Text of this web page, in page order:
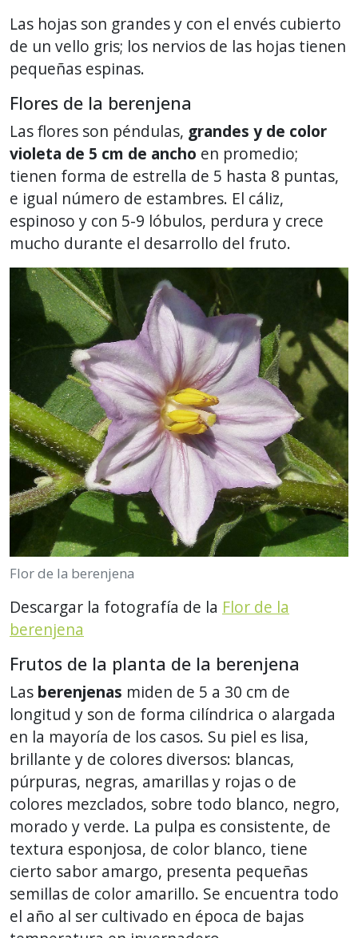
Las hojas son grandes y con el envés cubierto
de un vello gris; los nervios de las hojas tienen
pequeñas espinas.
Flores de la berenjena
Las flores son péndulas, grandes y de color
violeta de 5 cm de ancho en promedio;
tienen forma de estrella de 5 hasta 8 puntas,
e igual número de estambres. El cáliz,
espinoso y con 5-9 lóbulos, perdura y crece
mucho durante el desarrollo del fruto.
Flor de la berenjena
Descargar la fotografía de la Flor de la
berenjena
Frutos de la planta de la berenjena
Las berenjenas miden de 5 a 30 cm de
longitud y son de forma cilíndrica o alargada
en la mayoría de los casos. Su piel es lisa,
brillante y de colores diversos: blancas,
púrpuras, negras, amarillas y rojas o de
colores mezclados, sobre todo blanco, negro,
morado y verde. La pulpa es consistente, de
textura esponjosa, de color blanco, tiene
cierto sabor amargo, presenta pequeñas
semillas de color amarillo. Se encuentra todo
el año al ser cultivado en época de bajas